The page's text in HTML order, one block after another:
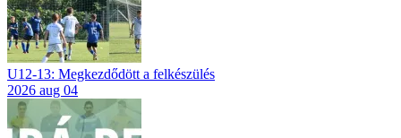
U12-13: Megkezdődött a felkészülés
2026 aug 04